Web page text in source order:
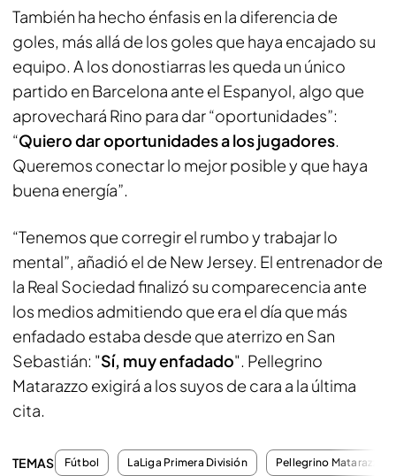
También ha hecho énfasis en la diferencia de
goles, más allá de los goles que haya encajado su
equipo. A los donostiarras les queda un único
partido en Barcelona ante el Espanyol, algo que
aprovechará Rino para dar “oportunidades”:
“Quiero dar oportunidades a los jugadores.
Queremos conectar lo mejor posible y que haya
buena energía”.
“Tenemos que corregir el rumbo y trabajar lo
mental”, añadió el de New Jersey. El entrenador de
la Real Sociedad finalizó su comparecencia ante
los medios admitiendo que era el día que más
enfadado estaba desde que aterrizo en San
Sebastián: "Sí, muy enfadado". Pellegrino
Matarazzo exigirá a los suyos de cara a la última
cita.
TEMAS Fútbol LaLiga Primera División Pellegrino Matarazzo